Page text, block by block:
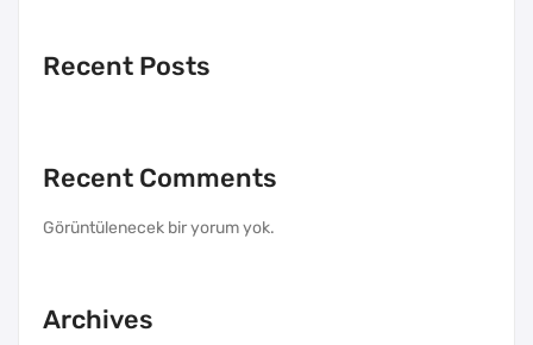
Recent Posts
Recent Comments
Görüntülenecek bir yorum yok.
Archives